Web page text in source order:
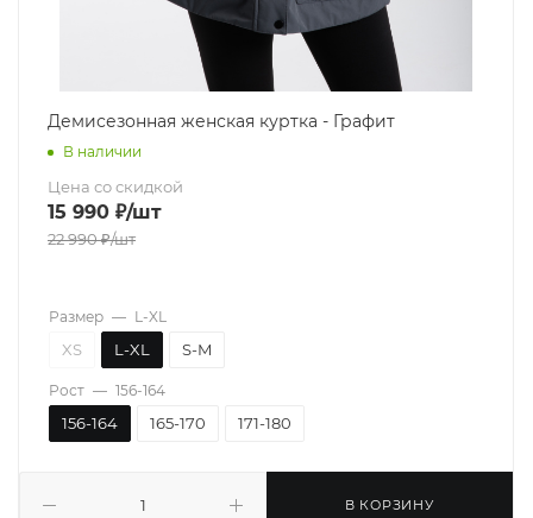
Демисезонная женская куртка - Графит
В наличии
Цена со скидкой
15 990 ₽/шт
22 990₽/шт
В КОРЗИНУ
Размер — L-XL
XS L-XL S-M
Рост — 156-164
156-164 165-170 171-180